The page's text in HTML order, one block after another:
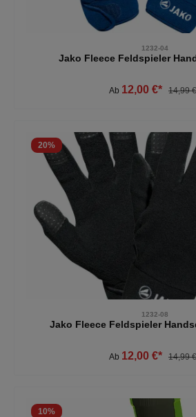
1232-04
Jako Fleece Feldspieler
Ab 12,00 €* 14,99
20%
1232-08
Jako Fleece Feldspieler
Ab 12,00 €* 14,99
10%